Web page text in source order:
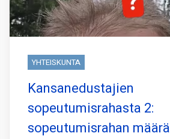
YHTEISKUNTA
Kansanedustajien
sopeutumisrahasta 2:
sopeutumisrahan määrä